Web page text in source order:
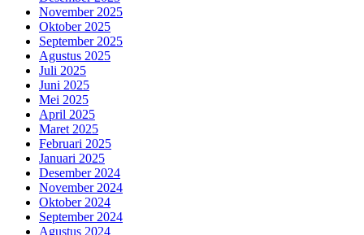
November 2025
Oktober 2025
September 2025
Agustus 2025
Juli 2025
Juni 2025
Mei 2025
April 2025
Maret 2025
Februari 2025
Januari 2025
Desember 2024
November 2024
Oktober 2024
September 2024
Agustus 2024